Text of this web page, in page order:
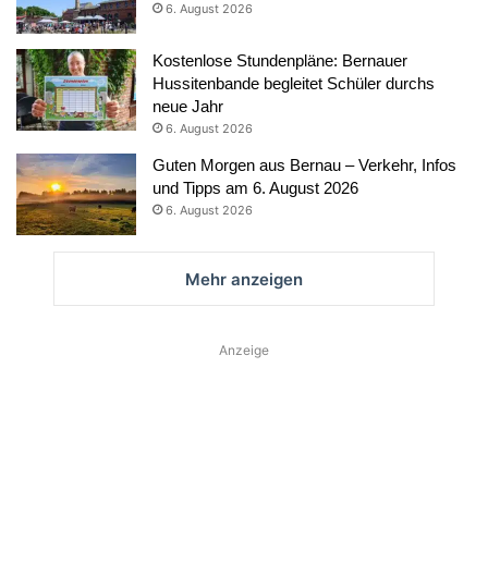
6. August 2026
Kostenlose Stundenpläne: Bernauer
Hussitenbande begleitet Schüler durchs
neue Jahr
6. August 2026
Guten Morgen aus Bernau – Verkehr, Infos
und Tipps am 6. August 2026
6. August 2026
Mehr anzeigen
Anzeige